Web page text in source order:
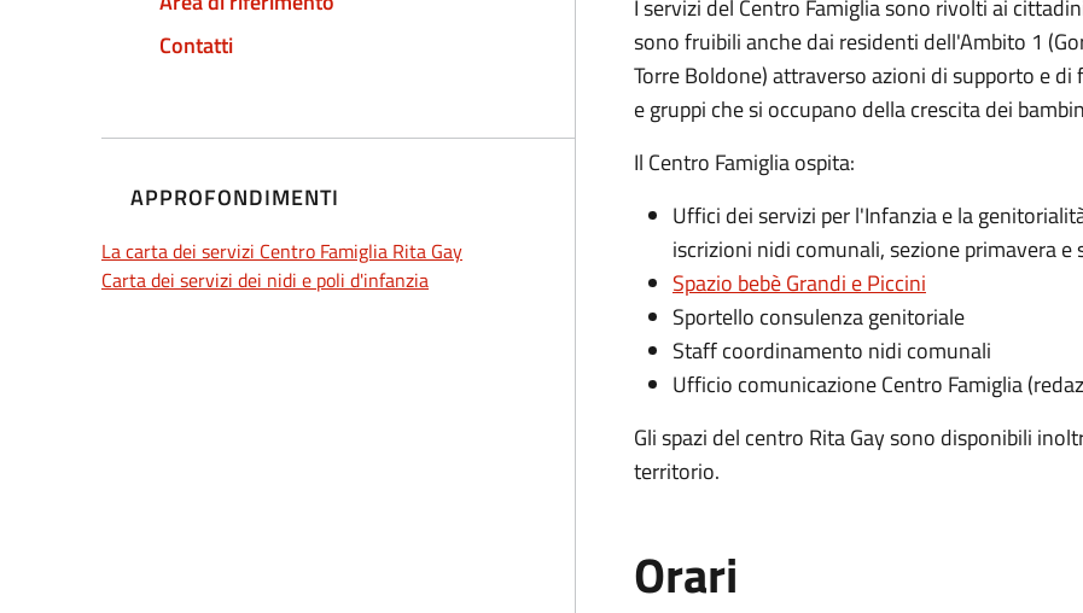
Contatti
APPROFONDIMENTI
La carta dei servizi Centro Famiglia Rita Gay
Carta dei servizi dei nidi e poli d'infanzia
I servizi del Centro Famiglia sono rivolti ai
sono fruibili anche dai residenti dell'Ambito 1
Torre Boldone) attraverso azioni di supporto e
e gruppi che si occupano della crescita dei
Il Centro Famiglia ospita:
Uffici dei servizi per l'Infanzia e la
iscrizioni nidi comunali, sezione primavera e
Spazio bebè Grandi e Piccini
Sportello consulenza genitoriale
Staff coordinamento nidi comunali
Ufficio comunicazione Centro Famiglia
Gli spazi del centro Rita Gay sono disponibili
territorio.
Orari